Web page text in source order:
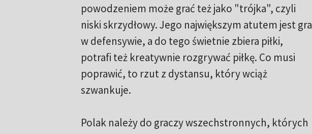
powodzeniem może grać też jako "trójka", czyli
niski skrzydłowy. Jego największym atutem jest gra
w defensywie, a do tego świetnie zbiera piłki,
potrafi też kreatywnie rozgrywać piłkę. Co musi
poprawić, to rzut z dystansu, który wciąż
szwankuje.
Polak należy do graczy wszechstronnych, których